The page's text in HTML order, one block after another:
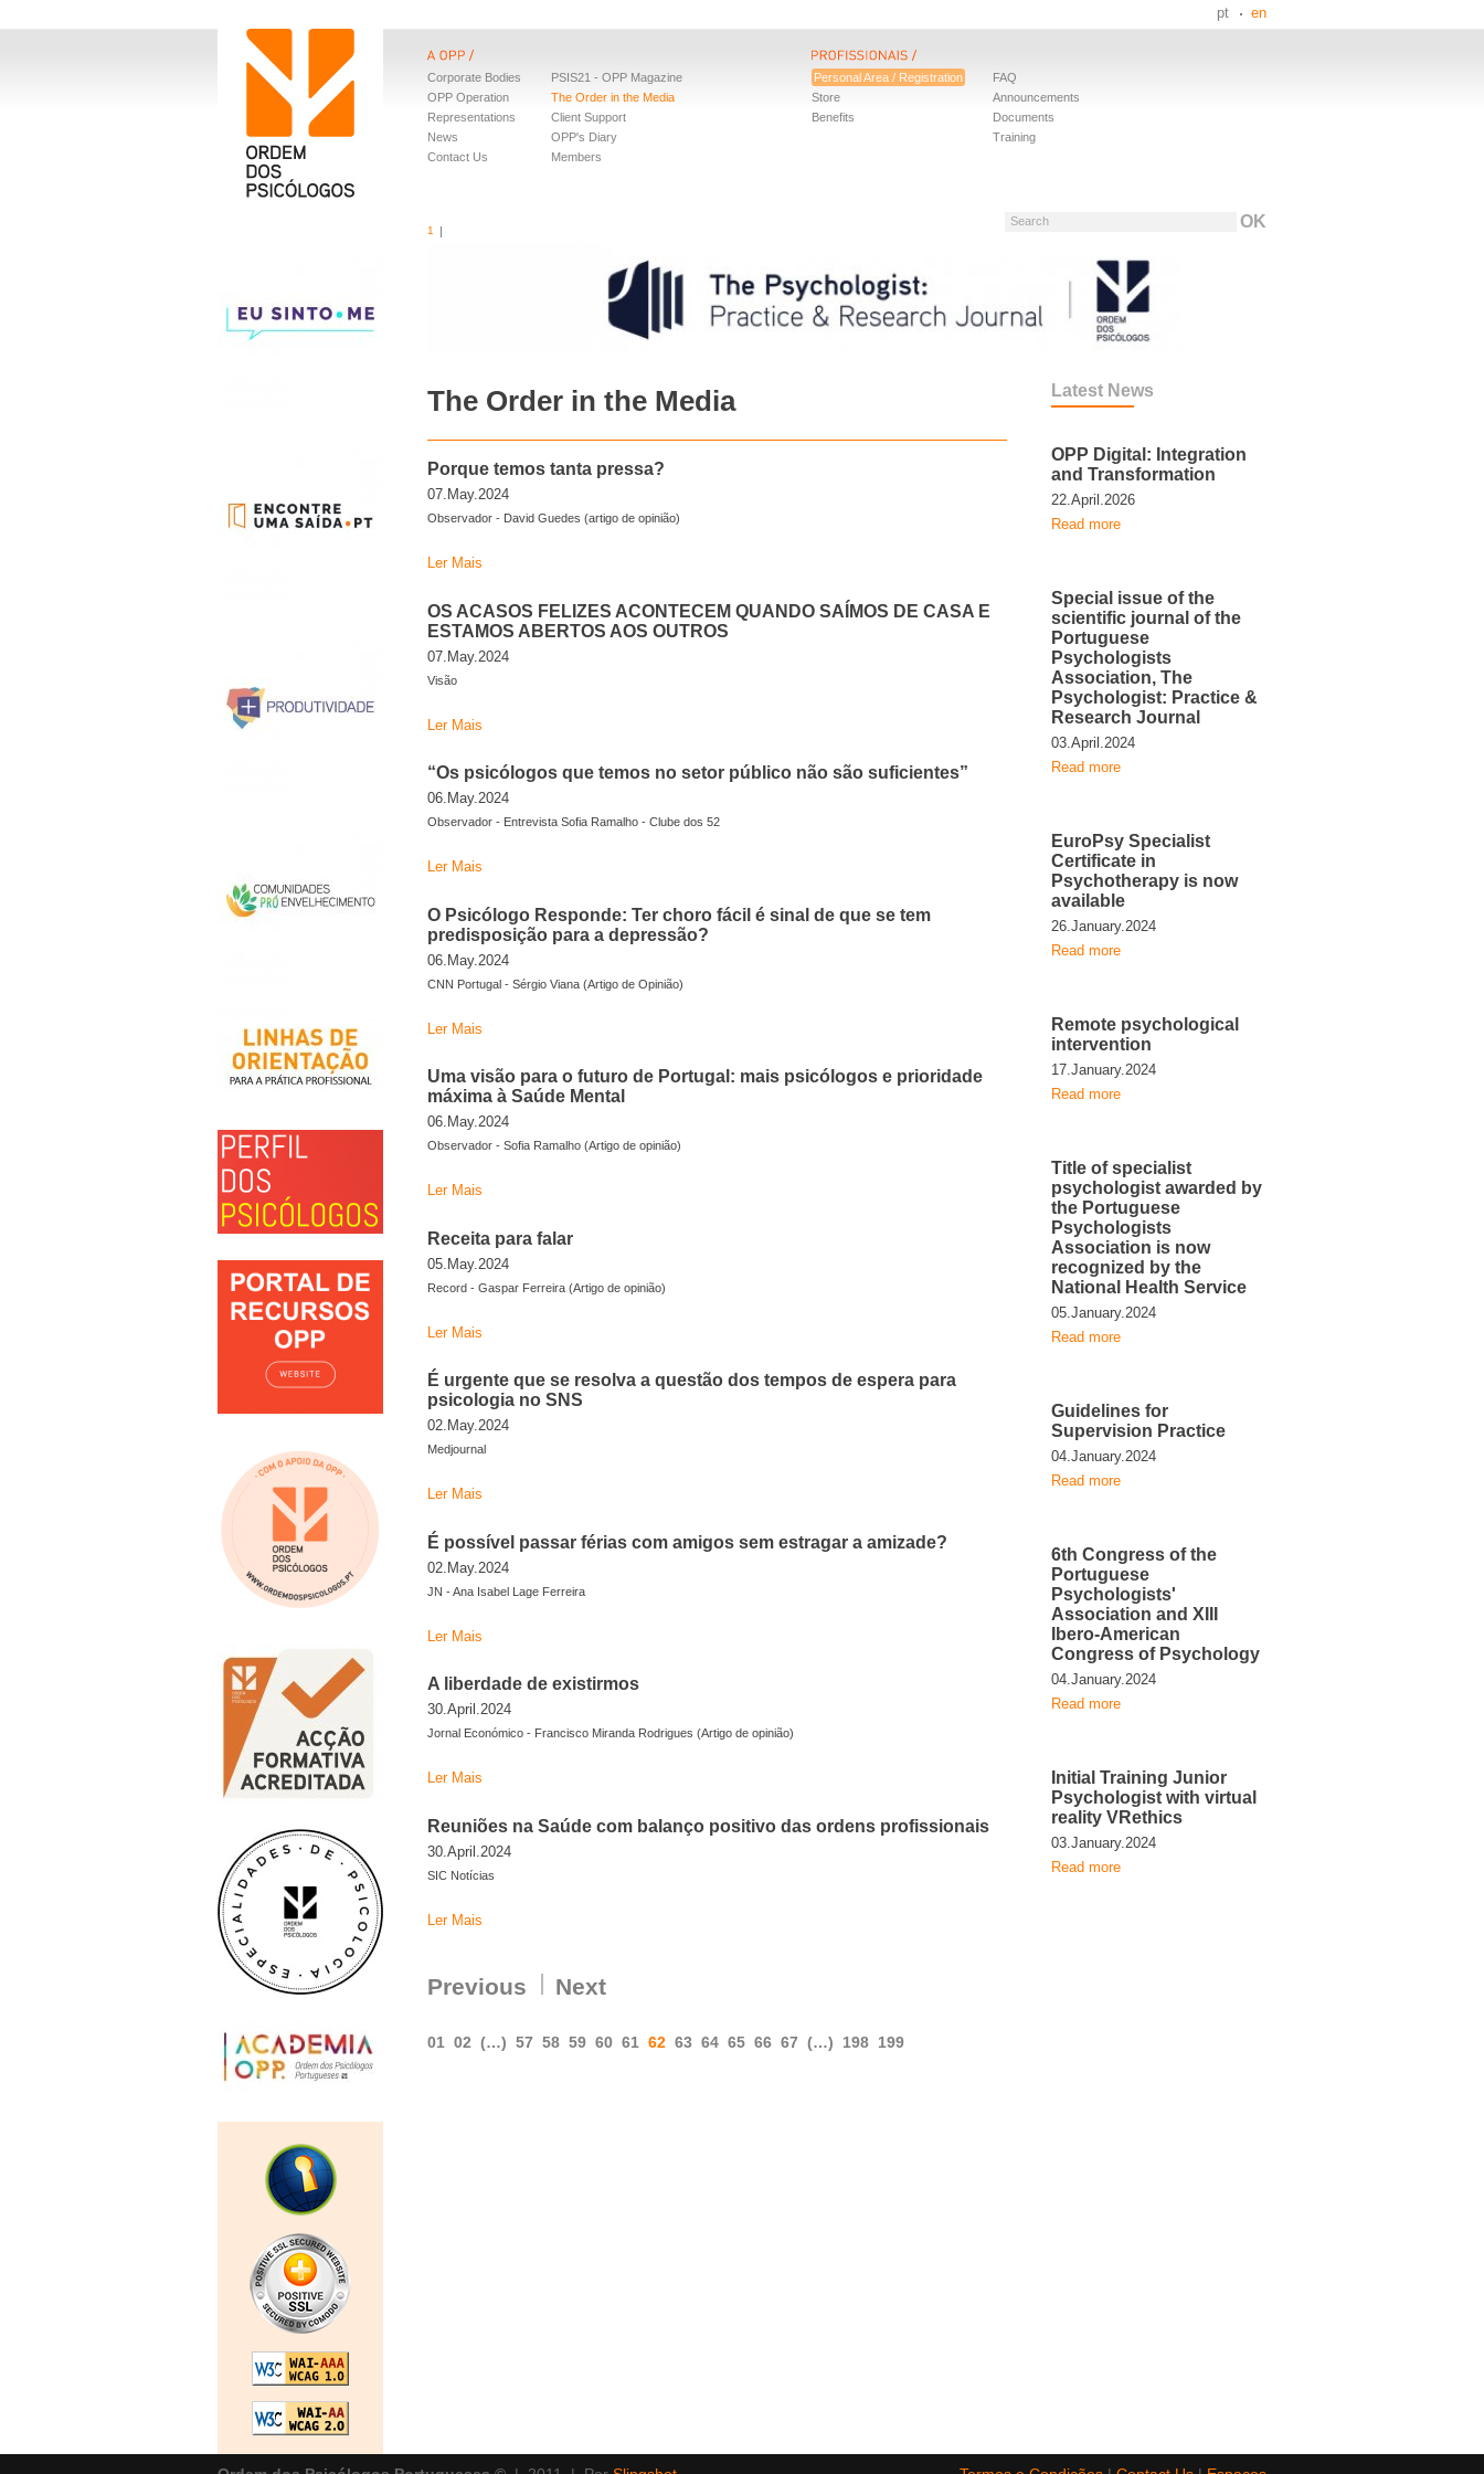
pt en
Corporate Bodies
OPP Operation
Representations
News
Contact Us
PSIS21 - OPP Magazine
The Order in the Media
Client Support
OPP's Diary
Members
Personal Area / Registration
Store
Benefits
FAQ
Announcements
Documents
Training
Search
1
The Order in the Media
Porque temos tanta pressa?
07.May.2024
Observador - David Guedes (artigo de opinião)
Ler Mais
OS ACASOS FELIZES ACONTECEM QUANDO SAÍMOS DE CASA E
ESTAMOS ABERTOS AOS OUTROS
07.May.2024
Visão
Ler Mais
“Os psicólogos que temos no setor público não são suficientes”
06.May.2024
Observador - Entrevista Sofia Ramalho - Clube dos 52
Ler Mais
O Psicólogo Responde: Ter choro fácil é sinal de que se tem
predisposição para a depressão?
06.May.2024
CNN Portugal - Sérgio Viana (Artigo de Opinião)
Ler Mais
Uma visão para o futuro de Portugal: mais psicólogos e prioridade
máxima à Saúde Mental
06.May.2024
Observador - Sofia Ramalho (Artigo de opinião)
Ler Mais
Receita para falar
05.May.2024
Record - Gaspar Ferreira (Artigo de opinião)
Ler Mais
É urgente que se resolva a questão dos tempos de espera para
psicologia no SNS
02.May.2024
Medjournal
Ler Mais
É possível passar férias com amigos sem estragar a amizade?
02.May.2024
JN - Ana Isabel Lage Ferreira
Ler Mais
A liberdade de existirmos
30.April.2024
Jornal Económico - Francisco Miranda Rodrigues (Artigo de opinião)
Ler Mais
Reuniões na Saúde com balanço positivo das ordens profissionais
30.April.2024
SIC Notícias
Ler Mais
Previous Next
01 02 (…) 57 58 59 60 61 62 63 64 65 66 67 (…) 198 199
Latest News
OPP Digital: Integration
and Transformation
22.April.2026
Read more
Special issue of the
scientific journal of the
Portuguese
Psychologists
Association, The
Psychologist: Practice &
Research Journal
03.April.2024
Read more
EuroPsy Specialist
Certificate in
Psychotherapy is now
available
26.January.2024
Read more
Remote psychological
intervention
17.January.2024
Read more
Title of specialist
psychologist awarded by
the Portuguese
Psychologists
Association is now
recognized by the
National Health Service
05.January.2024
Read more
Guidelines for
Supervision Practice
04.January.2024
Read more
6th Congress of the
Portuguese
Psychologists'
Association and XIII
Ibero-American
Congress of Psychology
04.January.2024
Read more
Initial Training Junior
Psychologist with virtual
reality VRethics
03.January.2024
Read more